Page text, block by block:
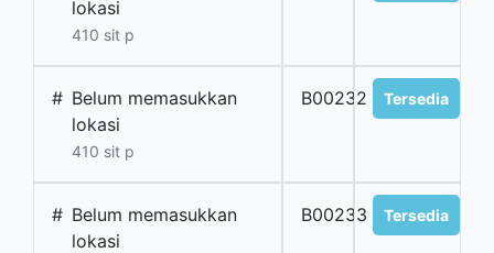
lokasi
410 sit p
# Belum memasukkan
lokasi
410 sit p
B00232 Tersedia
# Belum memasukkan
lokasi
B00233 Tersedia